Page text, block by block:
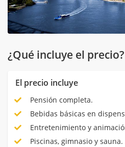
¿Qué incluye el precio?
El precio incluye
Pensión completa.
Bebidas básicas en
Entretenimiento y
Piscinas, gimnasio y sauna.